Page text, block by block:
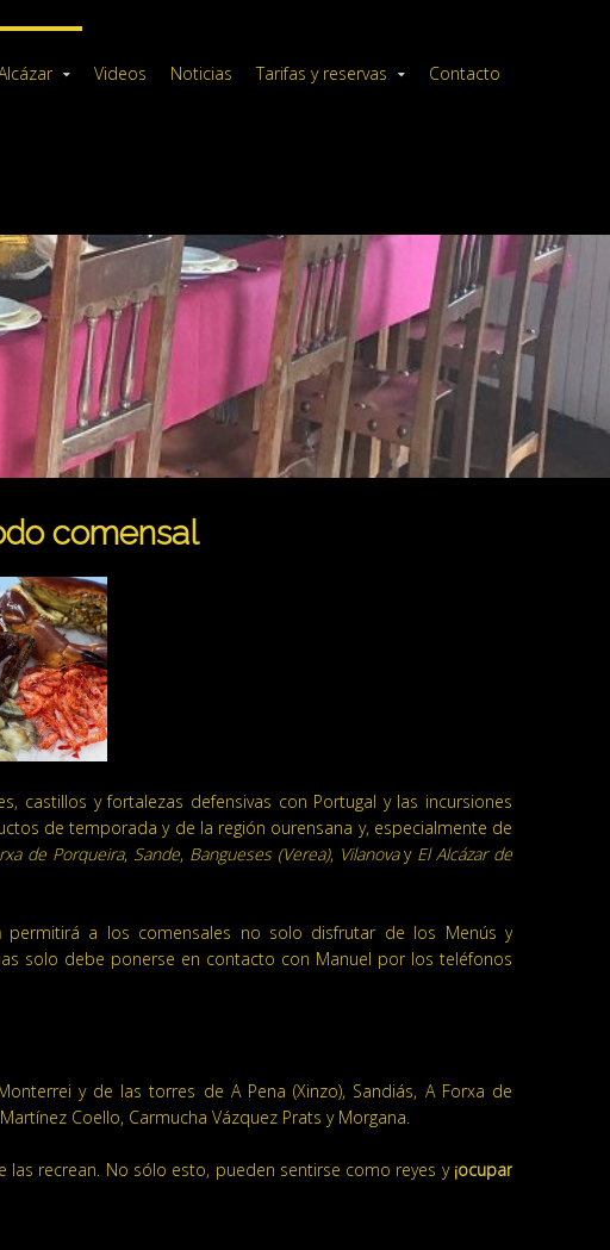
Videos Noticias Tarifas y reservas Contacto
comensal
castillos y fortalezas defensivas con Portugal y las incursiones
de temporada y de la región ourensana y, especialmente de
de Porqueira, Sande, Bangueses (Verea), Vilanovay El Alcázar de
permitirá a los comensales no solo disfrutar de los Menús y
solo debe ponerse en contacto con Manuel por los teléfonos
y de las torres de A Pena (Xinzo), Sandiás, A Forxa de
Coello, Carmucha Vázquez Prats y Morgana.
recrean. No sólo esto, pueden sentirse como reyes y ¡ocupar